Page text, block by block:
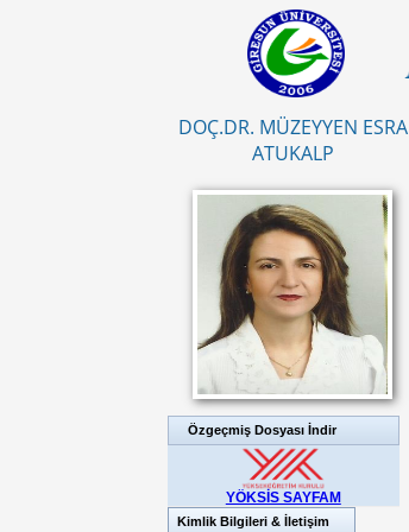
DOÇ.DR. MÜZEYYEN ESRA
ATUKALP
Özgeçmiş Dosyası İndir
YÖKSİS SAYFAM
Kimlik Bilgileri & İletişim